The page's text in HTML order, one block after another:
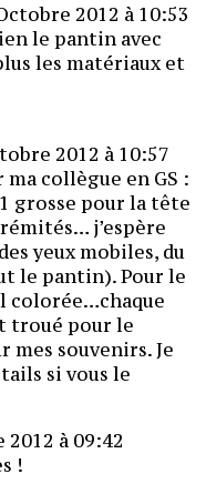
2012 à 10:53
le pantin avec
les matériaux et
2012 à 10:57
collègue en GS :
grosse pour la tête
j’espère
yeux mobiles, du
le pantin). Pour le
colorée…chaque
troué pour le
mes souvenirs. Je
si vous le
à 09:42
!